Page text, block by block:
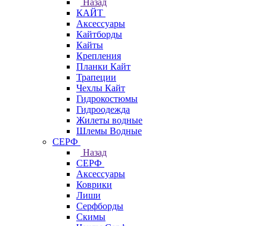
Назад
КАЙТ
Аксессуары
Кайтборды
Кайты
Крепления
Планки Кайт
Трапеции
Чехлы Кайт
Гидрокостюмы
Гидроодежда
Жилеты водные
Шлемы Водные
СЕРФ
Назад
СЕРФ
Аксессуары
Коврики
Лиши
Серфборды
Скимы